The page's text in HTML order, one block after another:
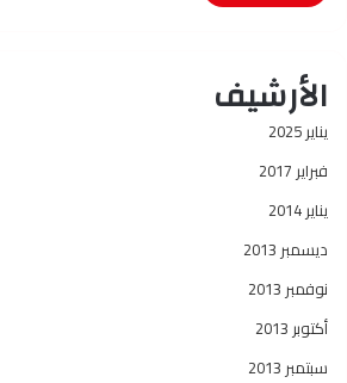
الأرشيف
يناير 2025
فبراير 2017
يناير 2014
ديسمبر 2013
نوفمبر 2013
أكتوبر 2013
سبتمبر 2013